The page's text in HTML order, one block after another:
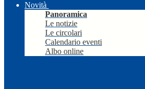
Novità
Panoramica
Le notizie
Le circolari
Calendario eventi
Albo online